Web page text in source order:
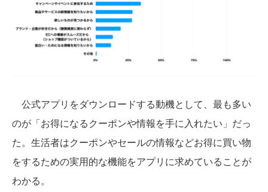
公式アプリをダウンロードする動機として、最も多い
のが「お得になるクーポンや情報を手に入れたい」だっ
た。生活者はクーポンやセールの情報などお得に買い物
をするための実用的な機能をアプリに求めていることが
わかる。